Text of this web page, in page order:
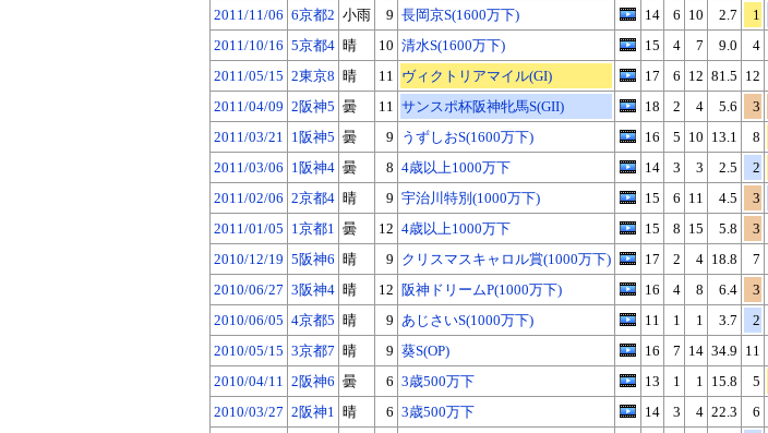
2011/11/06 6京都2 小雨 9 長岡京S(1600万下) 14 6 10 2.7 1
2011/10/16 5京都4 晴 10 清水S(1600万下) 15 4 7 9.0 4
2011/05/15 2東京8 晴 11 ヴィクトリアマイル(GI) 17 6 12 81.5 12
2011/04/09 2阪神5 曇 11 サンスポ杯阪神牝馬S(GII) 18 2 4 5.6 3
2011/03/21 1阪神5 曇 9 うずしおS(1600万下) 16 5 10 13.1 8
2011/03/06 1阪神4 曇 8 4歳以上1000万下 14 3 3 2.5 2
2011/02/06 2京都4 晴 9 宇治川特別(1000万下) 15 6 11 4.5 3
2011/01/05 1京都1 曇 12 4歳以上1000万下 15 8 15 5.8 3
2010/12/19 5阪神6 晴 9 クリスマスキャロル賞(1000万下) 17 2 4 18.8 7
2010/06/27 3阪神4 晴 12 阪神ドリームP(1000万下) 16 4 8 6.4 3
2010/06/05 4京都5 晴 9 あじさいS(1000万下) 11 1 1 3.7 2
2010/05/15 3京都7 晴 9 葵S(OP) 16 7 14 34.9 11
2010/04/11 2阪神6 曇 6 3歳500万下 13 1 1 15.8 5
2010/03/27 2阪神1 晴 6 3歳500万下 14 3 4 22.3 6